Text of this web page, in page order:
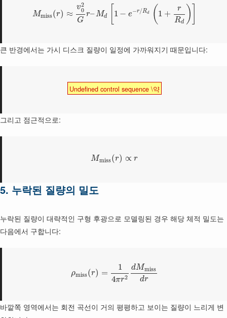
Mmiss(r) ≈
v2
0
G
r–Md 1 − e−r/Rd ( 1 +
r
Rd )
큰 반경에서는 가시 디스크 질량이 일정에 가까워지기 때문입니다:
Undefined control sequence \약
그리고 점근적으로:
Mmiss(r) ∝ r
5. 누락된 질량의 밀도
누락된 질량이 대략적인 구형 후광으로 모델링된 경우 해당 체적 밀도는
다음에서 구합니다:
ρmiss(r) =
1
4πr2
dMmiss
dr
바깥쪽 영역에서는 회전 곡선이 거의 평평하고 보이는 질량이 느리게 변